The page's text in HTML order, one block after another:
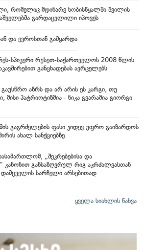
რომელიც მდინარე ხობისწყალში შვილის
გარდაცვლილი იპოვეს
და ევროსთან გამყარდა
სპიკერი რუსეთ-საქართველოს 2008 წლის
განცხადებას ავრცელებს
გაუსწრო აზრს და არ არის ეს კარგი, თუ
მისი პატრიოტიზმია - ნიკა გვარამია გიორგი
გაგრძელების ფასი კიდევ უფრო გაიზარდოს
ახალ სანქციებზე
„შეკრებებისა და
კანონით განსაზღვრულ რიგ აკრძალვასთან
სარჩელი არსებითად
ყველა სიახლის ნახვა